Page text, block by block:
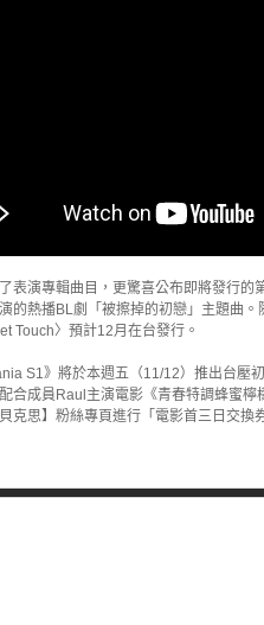
表演專輯曲目，更驚喜公布即將發行
的熱播BL劇「被擦掉的初戀」主題曲
Touch〉預計12月在台發行。
S1》將於本週五（11/12）推出台壓
合成員Raul主演電影《青春特調蜂蜜
克思】粉絲專頁進行「電影首三日交